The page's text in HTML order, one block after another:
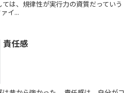
は、規律性が実行力の資質だっていう
イ...
責任感